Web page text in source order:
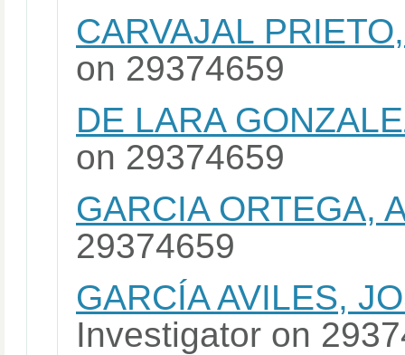
CARVAJAL
on 29374659
DE LARA
on 29374659
GARCIA ORTEGA,
29374659
GARCÍA AVILES,
Investigator on